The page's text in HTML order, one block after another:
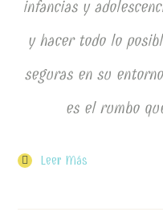
infancias y
y hacer todo lo
seguras en su
es el rumbo
Leer Más